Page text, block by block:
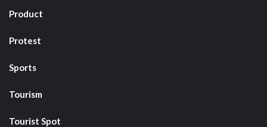
Product
Protest
Sports
Tourism
Tourist Spot